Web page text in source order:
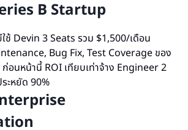
B Startup
ช้ Devin 3 Seats รวม $1,500/เดือน
Bug Fix, Test Coverage ของ
อนหน้านี้ ROI เทียบเท่าจ้าง Engineer 2
ะหยัด 90%